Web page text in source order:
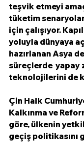
teşvik etmeyi
tüketim
için çalışıyor.
yoluyla dünyaya
hazırlanan Asya
süreçlerde  yapay
teknolojilerini de
Çin Halk
Kalkınma ve
göre, ülkenin
geçiş politikasını